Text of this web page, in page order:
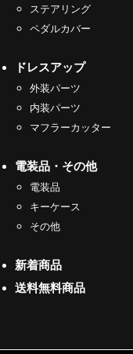
ステアリング
ペダルカバー
ドレスアップ
外装パーツ
内装パーツ
マフラーカッター
電装品・その他
電装品
キーケース
その他
新着商品
送料無料商品